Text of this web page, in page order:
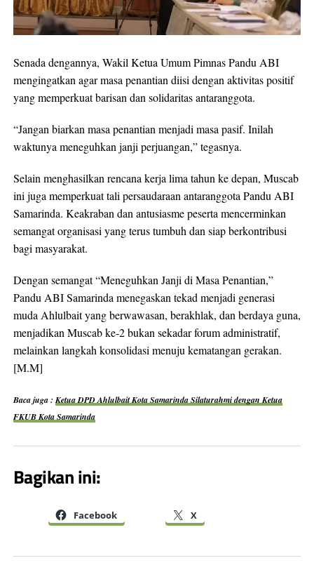
Senada dengannya, Wakil Ketua Umum Pimnas Pandu ABI
mengingatkan agar masa penantian diisi dengan aktivitas positif
yang memperkuat barisan dan solidaritas antaranggota.
“Jangan biarkan masa penantian menjadi masa pasif. Inilah
waktunya meneguhkan janji perjuangan,” tegasnya.
Selain menghasilkan rencana kerja lima tahun ke depan, Muscab
ini juga memperkuat tali persaudaraan antaranggota Pandu ABI
Samarinda. Keakraban dan antusiasme peserta mencerminkan
semangat organisasi yang terus tumbuh dan siap berkontribusi
bagi masyarakat.
Dengan semangat “Meneguhkan Janji di Masa Penantian,”
Pandu ABI Samarinda menegaskan tekad menjadi generasi
muda Ahlulbait yang berwawasan, berakhlak, dan berdaya guna,
menjadikan Muscab ke-2 bukan sekadar forum administratif,
melainkan langkah konsolidasi menuju kematangan gerakan.
[M.M]
Baca juga : Ketua DPD Ahlulbait Kota Samarinda Silaturahmi dengan Ketua
FKUB Kota Samarinda
Bagikan ini:
Facebook X